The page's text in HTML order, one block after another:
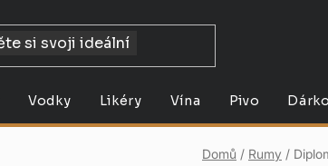
Vodky Likéry Vína Pivo
Domů / Rumy /